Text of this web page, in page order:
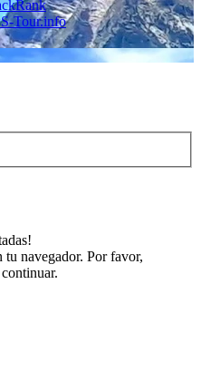
Tour.info
tu navegador. Por favor,